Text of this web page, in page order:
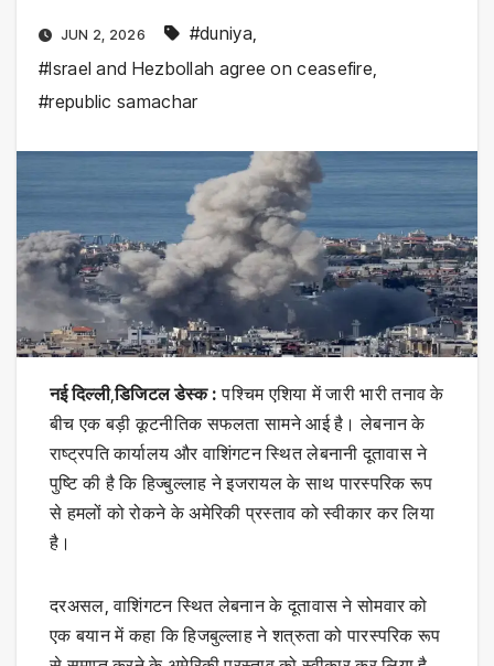
JUN 2, 2026 #duniya
#Israel and Hezbollah agree on ceasefire
#republic samachar
नई दिल्ली,डिजिटल डेस्क : पश्चिम एशिया में जारी भारी तनाव के
बीच एक बड़ी कूटनीतिक सफलता सामने आई है। लेबनान के
राष्ट्रपति कार्यालय और वाशिंगटन स्थित लेबनानी दूतावास ने
पुष्टि की है कि हिज्बुल्लाह ने इजरायल के साथ पारस्परिक रूप
से हमलों को रोकने के अमेरिकी प्रस्ताव को स्वीकार कर लिया
है।
दरअसल, वाशिंगटन स्थित लेबनान के दूतावास ने सोमवार को
एक बयान में कहा कि हिजबुल्लाह ने शत्रुता को पारस्परिक रूप